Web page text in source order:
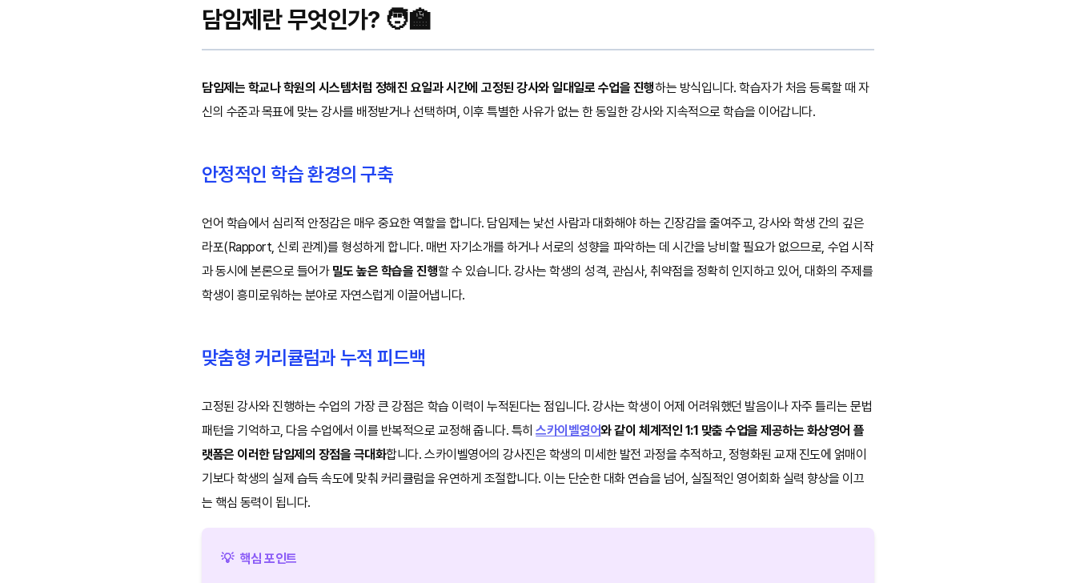
담임제란 무엇인가? 🧑‍🏫
담임제는 학교나 학원의 시스템처럼 정해진 요일과 시간에 고정된 강사와 일대일로 수업을 진행하는 방식입니다. 학습자가 처음 등록할 때 자
신의 수준과 목표에 맞는 강사를 배정받거나 선택하며, 이후 특별한 사유가 없는 한 동일한 강사와 지속적으로 학습을 이어갑니다.
안정적인 학습 환경의 구축
언어 학습에서 심리적 안정감은 매우 중요한 역할을 합니다. 담임제는 낯선 사람과 대화해야 하는 긴장감을 줄여주고, 강사와 학생 간의 깊은
라포(Rapport, 신뢰 관계)를 형성하게 합니다. 매번 자기소개를 하거나 서로의 성향을 파악하는 데 시간을 낭비할 필요가 없으므로, 수업 시작
과 동시에 본론으로 들어가 밀도 높은 학습을 진행할 수 있습니다. 강사는 학생의 성격, 관심사, 취약점을 정확히 인지하고 있어, 대화의 주제를
학생이 흥미로워하는 분야로 자연스럽게 이끌어냅니다.
맞춤형 커리큘럼과 누적 피드백
고정된 강사와 진행하는 수업의 가장 큰 강점은 학습 이력이 누적된다는 점입니다. 강사는 학생이 어제 어려워했던 발음이나 자주 틀리는 문법
패턴을 기억하고, 다음 수업에서 이를 반복적으로 교정해 줍니다. 특히스카이벨영어와 같이 체계적인 1:1 맞춤 수업을 제공하는 화상영어 플
랫폼은 이러한 담임제의 장점을 극대화합니다. 스카이벨영어의 강사진은 학생의 미세한 발전 과정을 추적하고, 정형화된 교재 진도에 얽매이
기보다 학생의 실제 습득 속도에 맞춰 커리큘럼을 유연하게 조절합니다. 이는 단순한 대화 연습을 넘어, 실질적인 영어회화 실력 향상을 이끄
는 핵심 동력이 됩니다.
💡 핵심 포인트